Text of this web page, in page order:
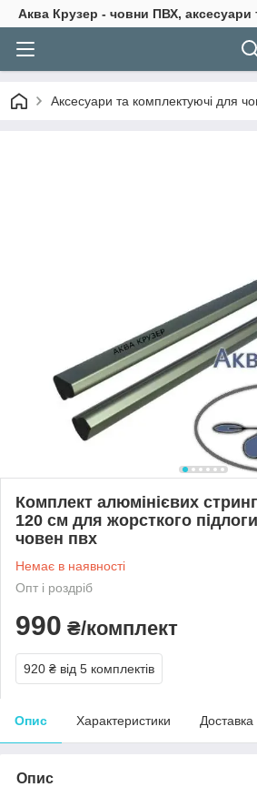
Аква Крузер - човни ПВХ, аксесуари
Аксесуари та комплектуючі для
Комплект алюмінієвих
120 см для жорсткого
човен пвх
Немає в наявності
Опт і роздріб
990 ₴/комплект
920 ₴ від 5 комплектів
Опис Характеристики Доставка
Опис